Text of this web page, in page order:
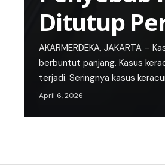
Ditutup
AKARMERDEKA, JAKARTA –
berbuntut panjang. Kasus
terjadi. Seringnya kasus
April 6, 2026